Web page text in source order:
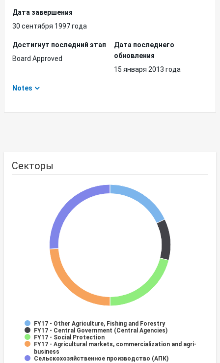
Дата завершения
30 сентября 1997 года
Достигнут последний этап
Board Approved
Дата последнего
обновления
15 января 2013 года
Notes
Секторы
FY17 - Other Agriculture, Fishing and Forestry
FY17 - Central Government (Central Agencies)
FY17 - Social Protection
FY17 - Agricultural markets, commercialization and agri-
business
Сельскохозяйственное производство (АПК)